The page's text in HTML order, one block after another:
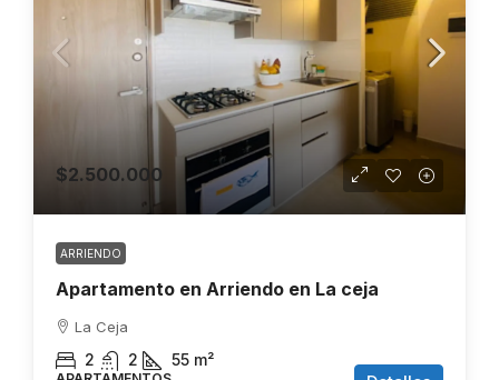
$2.500.000
ARRIENDO
Apartamento en Arriendo en La ceja
La Ceja
2 2 55 m²